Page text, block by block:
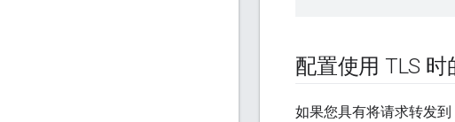
配置使用 TLS
如果您具有将请求转发